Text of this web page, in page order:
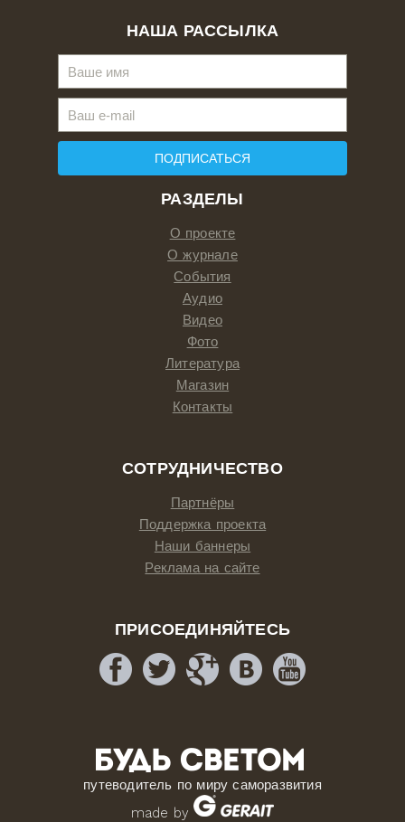
РАЗДЕЛЫ
О проекте
О журнале
События
Аудио
Видео
Фото
Литература
Магазин
Контакты
СОТРУДНИЧЕСТВО
Партнёры
Поддержка проекта
Наши баннеры
Реклама на сайте
ПРИСОЕДИНЯЙТЕСЬ
путеводитель по миру саморазвития
made by
НАША РАССЫЛКА
ПОДПИСАТЬСЯ